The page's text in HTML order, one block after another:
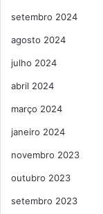
setembro 2024
agosto 2024
julho 2024
abril 2024
março 2024
janeiro 2024
novembro 2023
outubro 2023
setembro 2023